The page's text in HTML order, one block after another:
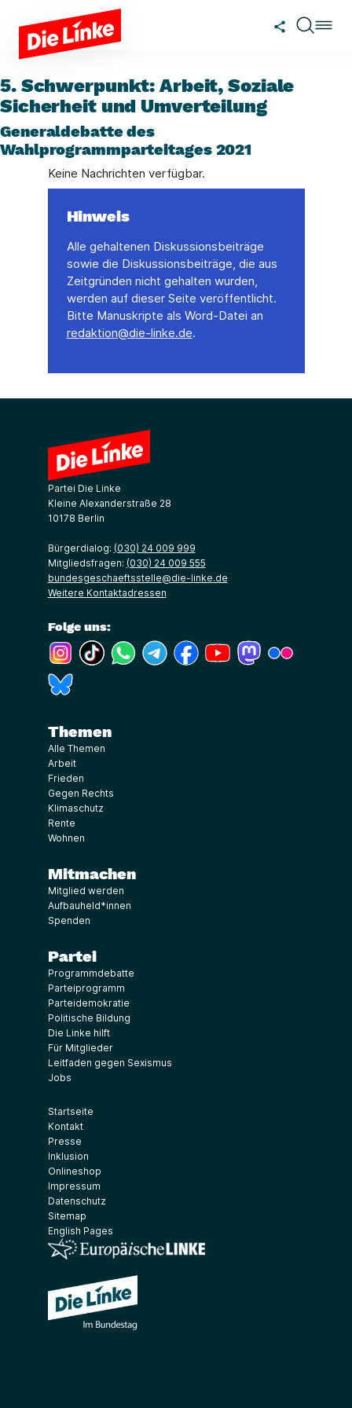
Zum Hauptinhalt springen
5. Schwerpunkt: Arbeit, Soziale
Sicherheit und Umverteilung
Generaldebatte des
Wahlprogrammparteitages 2021
Keine Nachrichten verfügbar.
Hinweis
Alle gehaltenen Diskussionsbeiträge
sowie die Diskussionsbeiträge, die aus
Zeitgründen nicht gehalten wurden,
werden auf dieser Seite veröffentlicht.
Bitte Manuskripte als Word-Datei an
redaktion@die-linke.de.
Partei Die Linke
Kleine Alexanderstraße 28
10178 Berlin
Bürgerdialog: (030) 24 009 999
Mitgliedsfragen: (030) 24 009 555
bundesgeschaeftsstelle@die-linke.de
Weitere Kontaktadressen
Folge uns:
(Link öffnet ein neues Fenster)
(Link öffnet ein neues Fenster)
(Link öffnet ein neues Fenster)
(Link öffnet ein neues Fenster)
(Link öffnet ein neues Fenster)
(Link öffnet ein neues
(Link öffnet ein
Themen
Alle Themen
Arbeit
Frieden
Gegen Rechts
Klimaschutz
Rente
Wohnen
Mitmachen
Mitglied werden
Aufbauheld*innen
Spenden
Partei
Programmdebatte
Parteiprogramm
Parteidemokratie
Politische Bildung
Die Linke hilft
Für Mitglieder
Leitfaden gegen Sexismus
Jobs
Startseite
Kontakt
Presse
Inklusion
Onlineshop
Impressum
Datenschutz
Sitemap
English Pages
(Link öffnet ein neues Fenster)